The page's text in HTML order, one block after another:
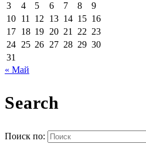
3
4 5 6 7 8
9
10 11 12 13 14 15 16
17 18 19 20 21 22 23
24 25 26 27 28 29 30
31
« Май
Search
Поиск по: